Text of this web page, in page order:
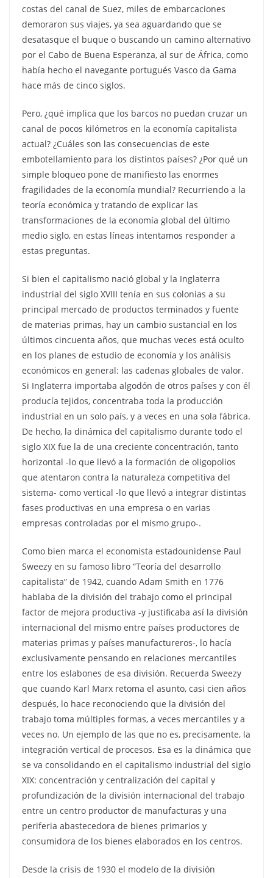
costas del canal de Suez, miles de embarcaciones
demoraron sus viajes, ya sea aguardando que se
desatasque el buque o buscando un camino alternativo
por el Cabo de Buena Esperanza, al sur de África, como
había hecho el navegante portugués Vasco da Gama
hace más de cinco siglos.
Pero, ¿qué implica que los barcos no puedan cruzar un
canal de pocos kilómetros en la economía capitalista
actual? ¿Cuáles son las consecuencias de este
embotellamiento para los distintos países? ¿Por qué un
simple bloqueo pone de manifiesto las enormes
fragilidades de la economía mundial? Recurriendo a la
teoría económica y tratando de explicar las
transformaciones de la economía global del último
medio siglo, en estas líneas intentamos responder a
estas preguntas.
Si bien el capitalismo nació global y la Inglaterra
industrial del siglo XVIII tenía en sus colonias a su
principal mercado de productos terminados y fuente
de materias primas, hay un cambio sustancial en los
últimos cincuenta años, que muchas veces está oculto
en los planes de estudio de economía y los análisis
económicos en general: las cadenas globales de valor.
Si Inglaterra importaba algodón de otros países y con él
producía tejidos, concentraba toda la producción
industrial en un solo país, y a veces en una sola fábrica.
De hecho, la dinámica del capitalismo durante todo el
siglo XIX fue la de una creciente concentración, tanto
horizontal -lo que llevó a la formación de oligopolios
que atentaron contra la naturaleza competitiva del
sistema- como vertical -lo que llevó a integrar distintas
fases productivas en una empresa o en varias
empresas controladas por el mismo grupo-.
Como bien marca el economista estadounidense Paul
Sweezy en su famoso libro “Teoría del desarrollo
capitalista” de 1942, cuando Adam Smith en 1776
hablaba de la división del trabajo como el principal
factor de mejora productiva -y justificaba así la división
internacional del mismo entre países productores de
materias primas y países manufactureros-, lo hacía
exclusivamente pensando en relaciones mercantiles
entre los eslabones de esa división. Recuerda Sweezy
que cuando Karl Marx retoma el asunto, casi cien años
después, lo hace reconociendo que la división del
trabajo toma múltiples formas, a veces mercantiles y a
veces no. Un ejemplo de las que no es, precisamente, la
integración vertical de procesos. Esa es la dinámica que
se va consolidando en el capitalismo industrial del siglo
XIX: concentración y centralización del capital y
profundización de la división internacional del trabajo
entre un centro productor de manufacturas y una
periferia abastecedora de bienes primarios y
consumidora de los bienes elaborados en los centros.
Desde la crisis de 1930 el modelo de la división